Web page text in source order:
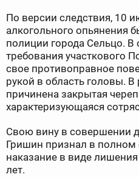
По версии следствия, 10
алкогольного опьянения
полиции города Сельцо. В
требования участкового
свое противоправное
рукой в область головы.
причинена закрытая
характеризующаяся
Свою вину в совершении
Гришин признал в полном
наказание в виде
лет.